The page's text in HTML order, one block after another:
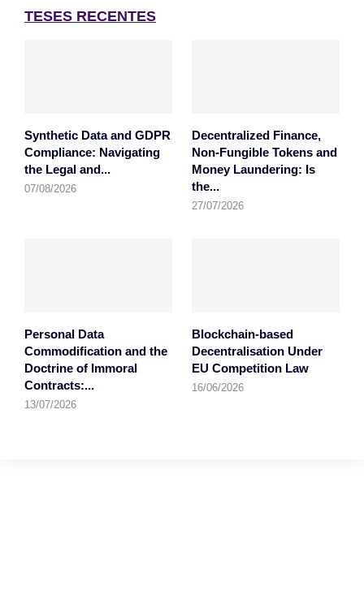
TESES RECENTES
Synthetic Data and GDPR
Compliance: Navigating
the Legal and...
07/08/2026
Decentralized Finance,
Non-Fungible Tokens and
Money Laundering: Is
the...
27/07/2026
Personal Data
Commodification and the
Doctrine of Immoral
Contracts:...
13/07/2026
Blockchain-based
Decentralisation Under
EU Competition Law
16/06/2026